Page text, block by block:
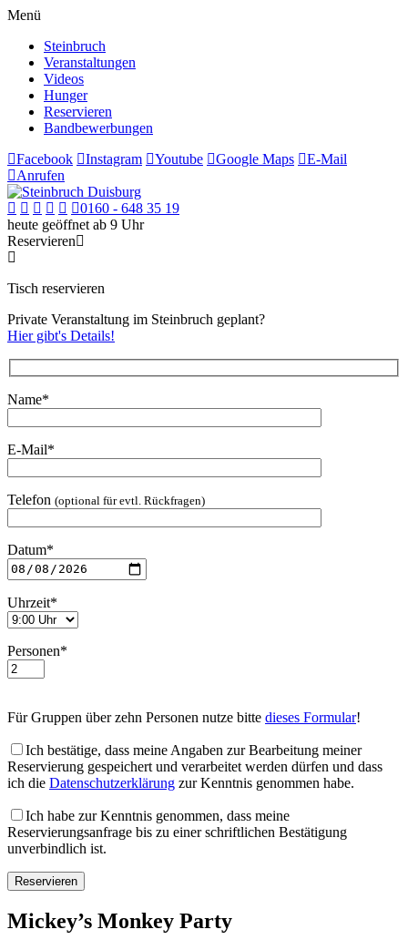
Menü
Steinbruch
Veranstaltungen
Videos
Hunger
Reservieren
Bandbewerbungen
Facebook
Instagram Youtube Google Maps
E-Mail
Anrufen
0160 - 648 35 19
heute geöffnet ab 9 Uhr
Reservieren
Tisch reservieren
Private Veranstaltung im Steinbruch geplant?
Hier gibt's Details!
Name*
E-Mail*
Telefon (optional für evtl. Rückfragen)
Datum*
Uhrzeit*
Personen*
Für Gruppen über zehn Personen nutze bitte dieses Formular!
Ich bestätige, dass meine Angaben zur Bearbeitung meiner
Reservierung gespeichert und verarbeitet werden dürfen und dass
ich die Datenschutzerklärung zur Kenntnis genommen habe.
Ich habe zur Kenntnis genommen, dass meine
Reservierungsanfrage bis zu einer schriftlichen Bestätigung
unverbindlich ist.
Mickey’s Monkey Party